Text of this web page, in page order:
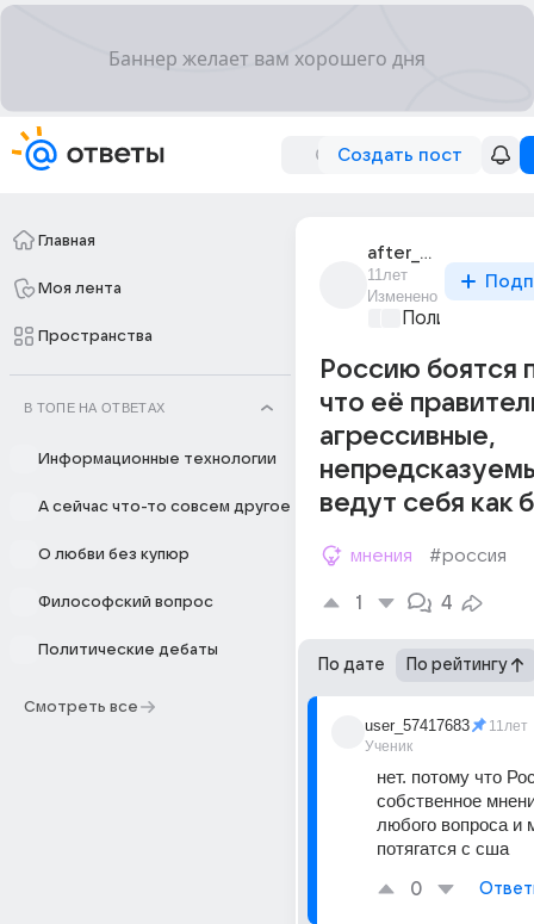
Создать пост
Главная
Моя лента
Пространства
В ТОПЕ НА ОТВЕТАХ
Информационные технологии
А сейчас что-то совсем другое
О любви без купюр
Философский вопрос
Политические дебаты
Смотреть все
after_dream
11лет
Изменено
Россию боятся
что её
агрессивные,
ведут себя как
мнения #россия
1 4
По дате По рейтингу
user_57417683
Ученик
11лет
нет. потому что
собственное
любого вопроса и
потягатся с сша
0